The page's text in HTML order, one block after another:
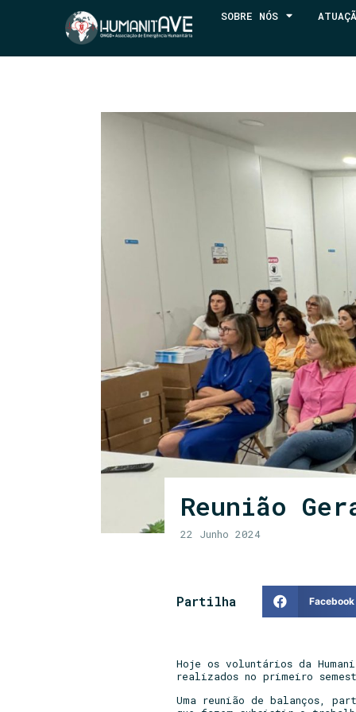
SOBRE NÓS
Reunião
22 Junho 2024
Partilha Facebook
Hoje os voluntários da
realizados no primeiro
Uma reunião de balanços,